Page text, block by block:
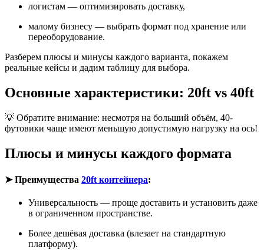
логистам — оптимизировать доставку,
малому бизнесу — выбрать формат под хранение или
переоборудование.
Разберем плюсы и минусы каждого варианта, покажем
реальные кейсы и дадим таблицу для выбора.
Основные характеристики: 20ft vs 40ft​
💡 Обратите внимание: несмотря на больший объём, 40-
футовики чаще имеют меньшую допустимую нагрузку на ось!
Плюсы и минусы каждого формата
➤ Преимущества 20ft контейнера:
Универсальность — проще доставить и установить даже
в ограниченном пространстве.
Более дешёвая доставка (влезает на стандартную
платформу).